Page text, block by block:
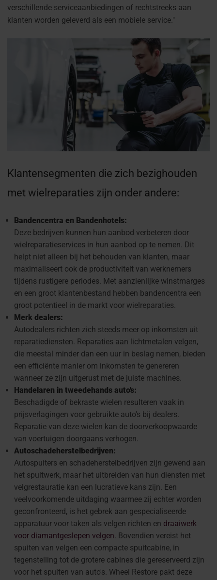
verschillende serviceaanbiedingen of rechtstreeks aan
klanten worden geleverd als een mobiele service."
Klantensegmenten die zich bezighouden
met wielreparaties zijn onder andere:
Bandencentra en Bandenhotels:
Deze bedrijven kunnen hun aanbod verbeteren door
wielreparatieservices in hun aanbod op te nemen. Dit
helpt niet alleen bij het behouden van klanten, maar
maximaliseert ook de productiviteit van werknemers
tijdens rustigere periodes. Met aanzienlijke winstmarges
en een groot klantenbestand hebben bandencentra een
groot potentieel in de markt voor wielreparaties.
Merk dealers:
Autodealers richten zich steeds meer op inkomsten uit
reparatiediensten. Reparaties aan lichtmetalen velgen,
die meestal minder dan een uur in beslag nemen, bieden
een efficiënte manier om inkomsten te genereren
wanneer ze zijn uitgerust met de juiste machines.
Handelaren in tweedehands auto's:
Beschadigde of bekraste wielen resulteren vaak in
prijsverlagingen voor gebruikte auto's bij dealers.
Reparatie van deze wielen kan de doorverkoopwaarde
van voertuigen doorgaans verhogen.
Autoschadeherstelbedrijven:
Autospuiters en schadeherstelbedrijven zijn gewend aan
het spuitwerk, maar het uitbreiden van hun diensten met
velgrestauratie kan een lucratieve kans zijn. Een
veelvoorkomende uitdaging waarmee zij echter worden
geconfronteerd, is het gebrek aan gespecialiseerde
apparatuur voor taken als velgen richten en draaiwerk
voor diamantgeslepen velgen. Bovendien vereist het
spuiten van velgen een compacte spuitcabine, in
tegenstelling tot de grotere cabines die gereserveerd zijn
voor het spuiten van auto's. Wheel Restore pakt deze